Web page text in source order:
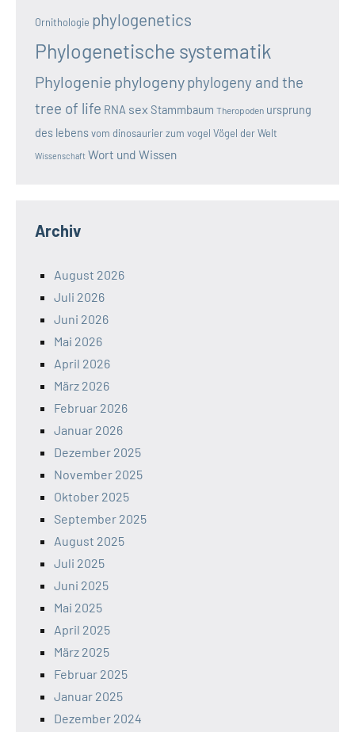
Ornithologie phylogenetics
Phylogenetische systematik
Phylogenie phylogenyphylogeny and the
tree of life RNA sex Stammbaum Theropoden ursprung
des lebensvom dinosaurier zum vogel Vögel der Welt
Wissenschaft Wort und Wissen
Archiv
August 2026
Juli 2026
Juni 2026
Mai 2026
April 2026
März 2026
Februar 2026
Januar 2026
Dezember 2025
November 2025
Oktober 2025
September 2025
August 2025
Juli 2025
Juni 2025
Mai 2025
April 2025
März 2025
Februar 2025
Januar 2025
Dezember 2024